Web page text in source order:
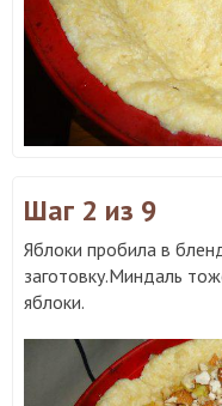
Шаг 2 из 9
Яблоки пробила в
заготовку.Миндаль
яблоки.